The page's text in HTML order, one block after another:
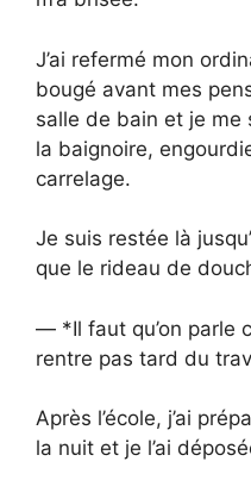
J’ai refermé mon
bougé avant mes
salle de bain et je me
la baignoire,
carrelage.
Je suis restée là
que le rideau de
— *Il faut qu’on parle
rentre pas tard du
Après l’école, j’ai
la nuit et je l’ai